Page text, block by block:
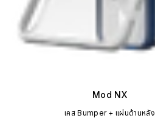
Mod NX
เคส Bumper + แผ่นด้านหลัง